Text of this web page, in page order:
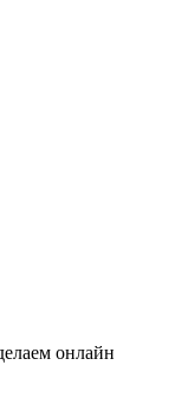
онлайн